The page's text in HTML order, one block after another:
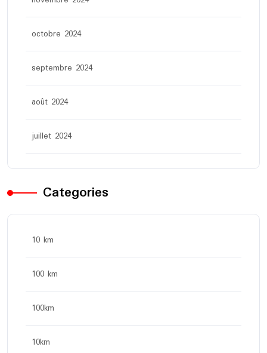
octobre 2024
septembre 2024
août 2024
juillet 2024
Categories
10 km
100 km
100km
10km